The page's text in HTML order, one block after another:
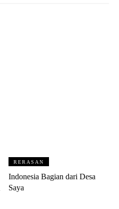
RERASAN
Indonesia Bagian dari Desa
Saya